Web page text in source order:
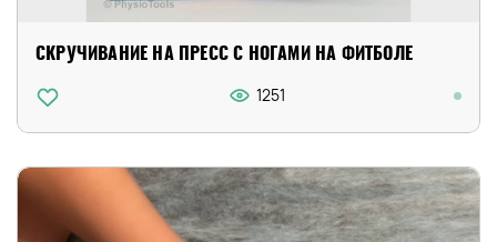
СКРУЧИВАНИЕ НА ПРЕСС С НОГАМИ НА ФИТБОЛЕ
1251